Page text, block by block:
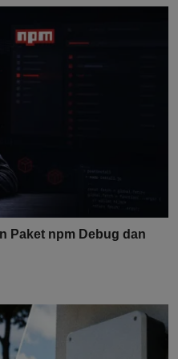
Paket npm Debug dan